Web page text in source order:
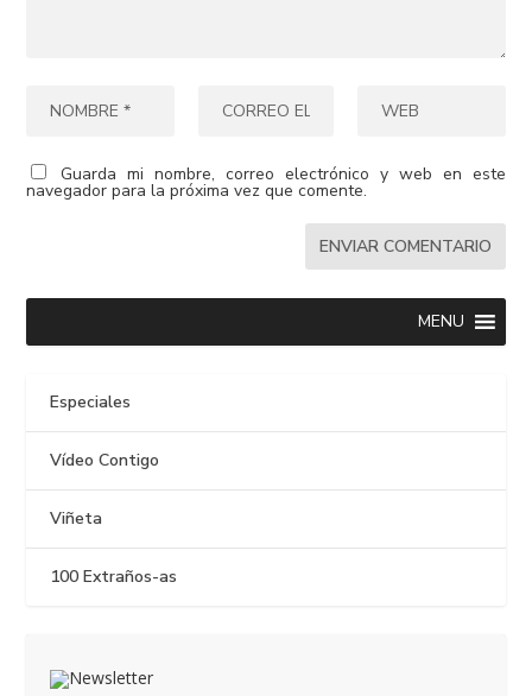
Guarda mi nombre, correo electrónico y web en este
navegador para la próxima vez que comente.
MENU
Especiales
Vídeo Contigo
Viñeta
100 Extraños-as